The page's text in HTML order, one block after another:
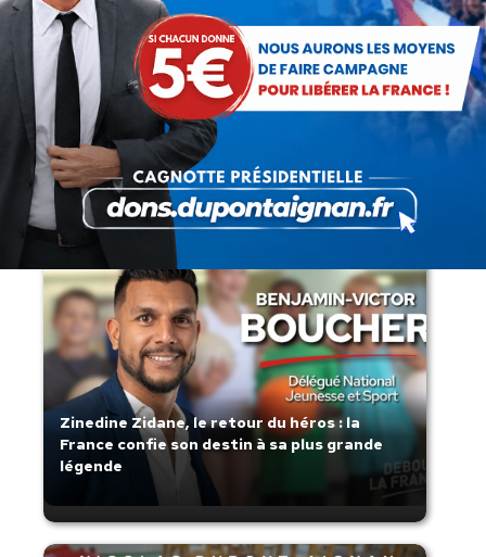
Lorsque tout flambe et que l’État
s’affaisse.
Zinedine Zidane, le retour du héros : la
France confie son destin à sa plus grande
légende